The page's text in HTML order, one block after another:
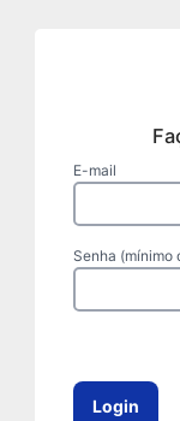
E-mail
Senha (mínimo
Login